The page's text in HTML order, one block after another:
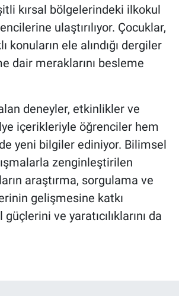
kırsal bölgelerindeki ilkokul
ulaştırılıyor. Çocuklar,
konuların ele alındığı dergiler
dair meraklarını besleme
deneyler, etkinlikler ve
içerikleriyle öğrenciler hem
yeni bilgiler ediniyor. Bilimsel
zenginleştirilen
araştırma, sorgulama ve
gelişmesine katkı
ve yaratıcılıklarını da